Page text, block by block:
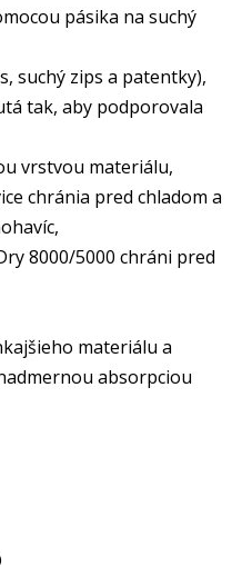
pásika na suchý
suchý zips a patentky),
tak, aby podporovala
vrstvou materiálu,
chránia pred chladom a
8000/5000 chráni pred
materiálu a
absorpciou